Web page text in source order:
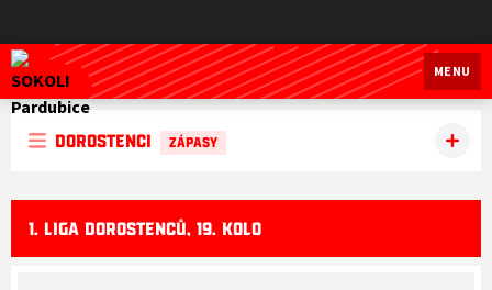
SOKOLI Pardubice
MENU
Dorostenci ZÁPASY
1. LIGA DOROSTENCŮ, 19. KOLO